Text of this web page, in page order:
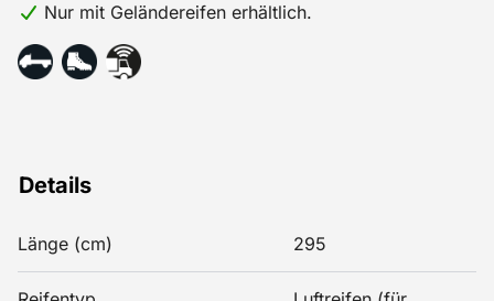
Details
Länge (cm) 295
Nur mit Geländereifen erhältlich.